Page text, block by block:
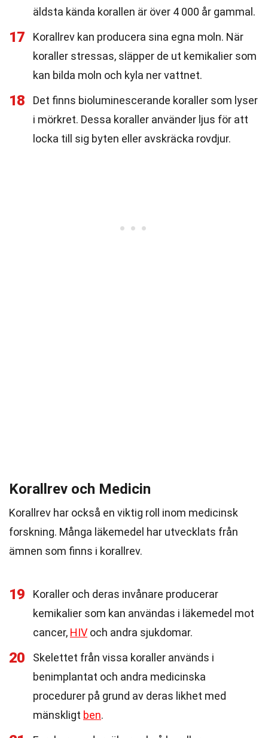
äldsta kända korallen är över 4 000 år gammal.
17
Korallrev kan producera sina egna moln. När
koraller stressas, släpper de ut kemikalier som
kan bilda moln och kyla ner vattnet.
18
Det finns bioluminescerande koraller som lyser
i mörkret. Dessa koraller använder ljus för att
locka till sig byten eller avskräcka rovdjur.
Korallrev och Medicin
Korallrev har också en viktig roll inom medicinsk
forskning. Många läkemedel har utvecklats från
ämnen som finns i korallrev.
19
Koraller och deras invånare producerar
kemikalier som kan användas i läkemedel mot
cancer, HIV och andra sjukdomar.
20
Skelettet från vissa koraller används i
benimplantat och andra medicinska
procedurer på grund av deras likhet med
mänskligt ben.